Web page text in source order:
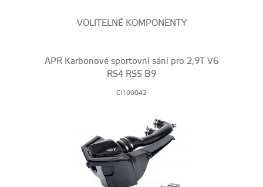
VOLITELNÉ KOMPONENTY
APR Karbonové sportovní sání pro 2,9T V6
RS4 RS5 B9
CI100042